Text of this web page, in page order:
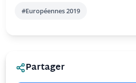
#Européennes 2019
Partager